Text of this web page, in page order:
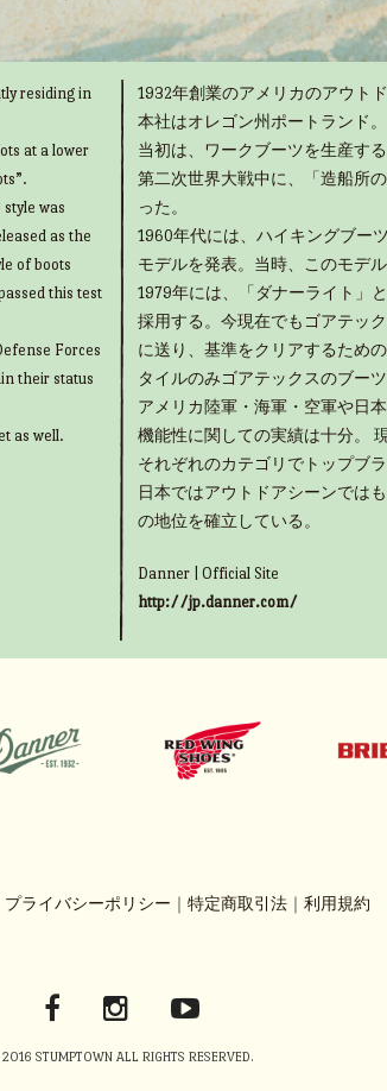
residing in
at a lower
was
as the
of boots
this test
Forces
their status
as well.
1932年創業のアメリカのアウト
本社はオレゴン州ポートランド。
当初は、ワークブーツを生産す
第二次世界大戦中に、「造船所
った。
1960年代には、ハイキングブー
モデルを発表。当時、このモデ
1979年には、「ダナーライト」
採用する。今現在でもゴアテッ
に送り、基準をクリアするため
タイルのみゴアテックスのブーツ
アメリカ陸軍・海軍・空軍や日
機能性に関しての実績は十分。
それぞれのカテゴリでトップブ
日本ではアウトドアシーンでは
の地位を確立している。
Danner | Official Site
http://jp.danner.com/
プライバシーポリシー 特定商取引法 利用規約
STUMPTOWN ALL RIGHTS RESERVED.